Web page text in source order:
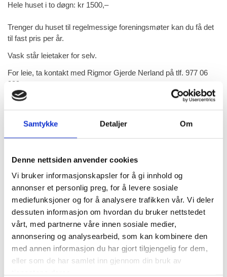
Samtykke Detaljer Om
Denne nettsiden anvender cookies
Vi bruker informasjonskapsler for å gi innhold og
annonser et personlig preg, for å levere sosiale
mediefunksjoner og for å analysere trafikken vår. Vi deler
dessuten informasjon om hvordan du bruker nettstedet
vårt, med partnerne våre innen sosiale medier,
annonsering og analysearbeid, som kan kombinere den
med annen informasjon du har gjort tilgjengelig for dem,
eller som de har samlet inn gjennom din bruk av
Hele huset i to døgn: kr 1500,–
Trenger du huset til regelmessige foreningsmøter kan du få det
til fast pris per år.
Vask står leietaker for selv.
For leie, ta kontakt med Rigmor Gjerde Nerland på tlf. 977 06
999.
Styret 2025:
Leder: Bodil Nerland
Sekretær: Liv Helen Nilsen
Styremedlem: Baard Fredvig-Erichsen
Varamedlem: Astrid Nerland
Varamedlem: Emma Bodil Otterhals
Varamedlem: Arvid Nerland
Senatskomité: Oddvar Mittet
Ole Hanset
Valgkomite: Nils Magne Betten